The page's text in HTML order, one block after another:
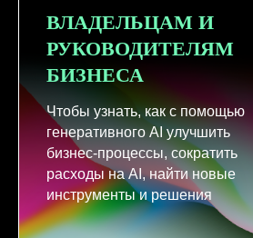
ВЛАДЕЛЬЦАМ И
РУКОВОДИТЕЛЯМ
БИЗНЕСА
Чтобы узнать, как с помощью
генеративного AI улучшить
бизнес-процессы, сократить
расходы на AI, найти новые
инструменты и решения